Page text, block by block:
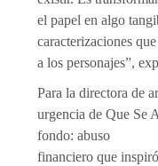
el papel en algo
caracterizaciones
a los personajes”,
Para la directora de
urgencia de Que Se
fondo: abuso
financiero que